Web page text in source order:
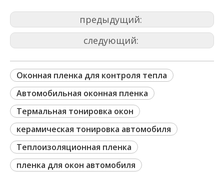
предыдущий:
следующий:
Оконная пленка для контроля тепла
Автомобильная оконная пленка
Термальная тонировка окон
керамическая тонировка автомобиля
Теплоизоляционная пленка
пленка для окон автомобиля